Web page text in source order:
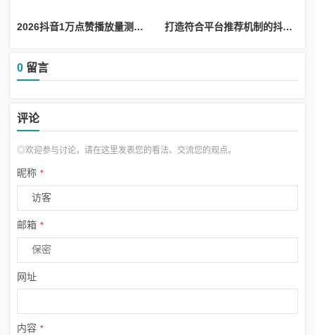
2026抖音1万点赞播放量测算新手看懂视频数据比例技巧_抖音1万赞需要多少播放量 打造符合平台推荐机制的抖音作品快速收获千赞方法_抖音如何获赞和提升播放量经验
0 留言
评论
◎欢迎参与讨论，请在这里发表您的看法、交流您的观点。
昵称 *
邮箱 *
网址
内容 *